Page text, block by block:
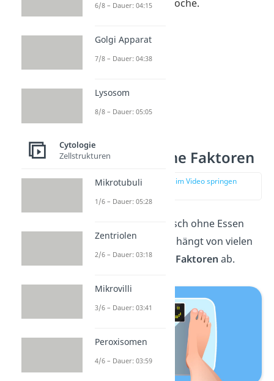
weniger als eine Woche.
Einflussreiche Faktoren
zur Stelle im Video springen
Wie lange ein Mensch ohne Essen
auskommen kann, hängt von vielen
unterschiedlichen Faktoren ab.
6/8 – Dauer: 04:15
Golgi Apparat
7/8 – Dauer: 04:38
Lysosom
8/8 – Dauer: 05:05
Cytologie
Zellstrukturen
Mikrotubuli
1/6 – Dauer: 05:28
Zentriolen
2/6 – Dauer: 03:18
Mikrovilli
3/6 – Dauer: 03:41
Peroxisomen
4/6 – Dauer: 03:59